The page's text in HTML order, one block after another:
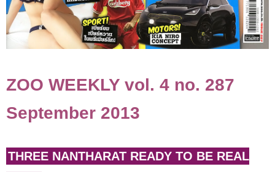
ZOO WEEKLY vol. 4 no. 287
September 2013
THREE NANTHARAT READY TO BE REAL